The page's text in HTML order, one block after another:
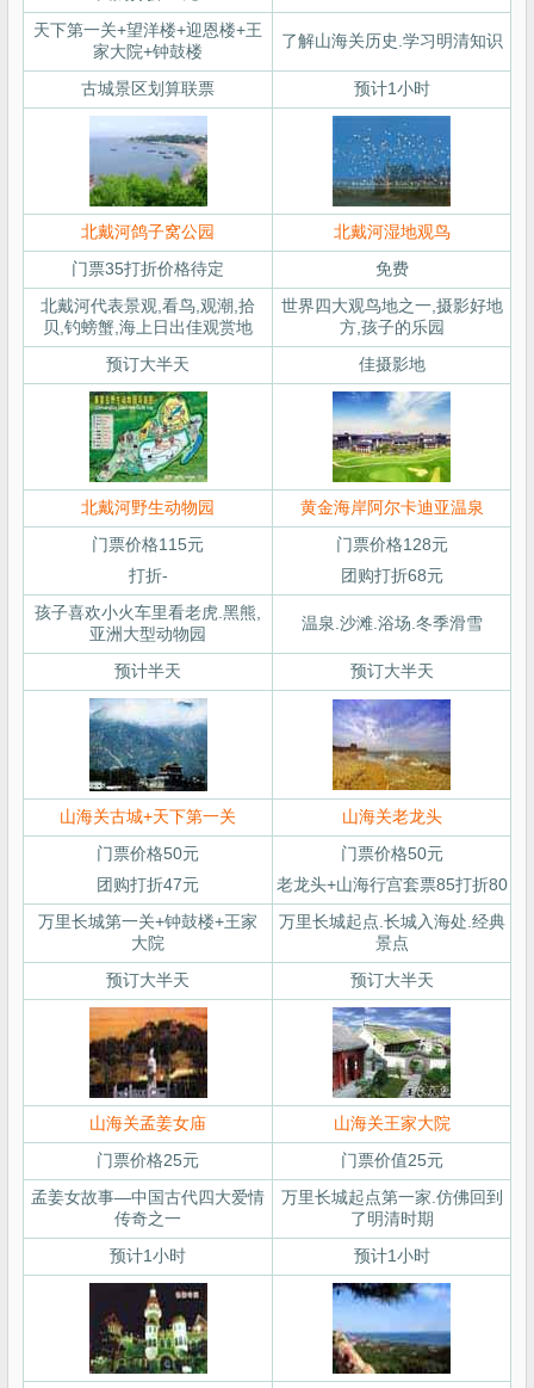
天下第一关+望洋楼+迎恩楼+王
家大院+钟鼓楼
了解山海关历史.学习明清知识
古城景区划算联票 预计1小时
北戴河鸽子窝公园
北戴河湿地观鸟
门票35打折价格待定
免费
北戴河代表景观,看鸟,观潮,拾
贝,钓螃蟹,海上日出佳观赏地
世界四大观鸟地之一,摄影好地
方,孩子的乐园
预订大半天
佳摄影地
北戴河野生动物园
黄金海岸阿尔卡迪亚温泉
门票价格115元
打折-
门票价格128元
团购打折68元
孩子喜欢小火车里看老虎.黑熊,
亚洲大型动物园
温泉.沙滩.浴场.冬季滑雪
预计半天 预订大半天
山海关古城+天下第一关
山海关老龙头
门票价格50元
团购打折47元
门票价格50元
老龙头+山海行宫套票85打折80
万里长城第一关+钟鼓楼+王家
大院
万里长城起点.长城入海处.经典
景点
预订大半天
预订大半天
山海关孟姜女庙
山海关王家大院
门票价格25元
门票价值25元
孟姜女故事—中国古代四大爱情
传奇之一
万里长城起点第一家.仿佛回到
了明清时期
预计1小时
预计1小时